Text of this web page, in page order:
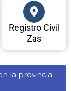
Registro Civil
Zas
la provincia